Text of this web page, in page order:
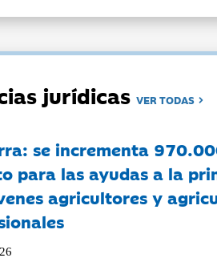
jurídicasVER TODAS
se incrementa
para las ayudas a la
agricultores y